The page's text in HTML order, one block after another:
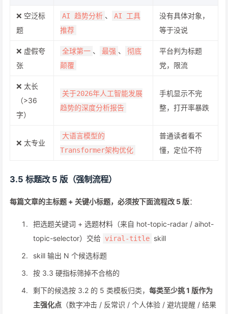
❌ 空泛标
题
AI 趋势分析 、
AI 工具
推荐
没有具体对象，
等于没说
❌ 虚假夸
张
全球第一 、 最强 、
彻底
颠覆
平台判为标题
党，限流
❌ 太长
（>36
字）
关于2026年人工智能发展
趋势的深度分析报告
手机显示不完
整，打开率暴跌
❌ 太专业
大语言模型的
Transformer架构优化
普通读者看不
懂，定位不符
3.5 标题改 5 版（强制流程）
每篇文章的主标题 + 关键小标题，必须按下面流程改 5 版：
把选题关键词 + 选题材料（来自 hot-topic-radar / aihot-
topic-selector）交给 viral-title skill
skill 输出 N 个候选标题
按 3.3 硬指标筛掉不合格的
剩下的候选按 3.2 的 5 类模板归类， 每类至少挑 1 版作为
主强化点 （数字冲击 / 反常识 / 个人体验 / 避坑提醒 / 结果